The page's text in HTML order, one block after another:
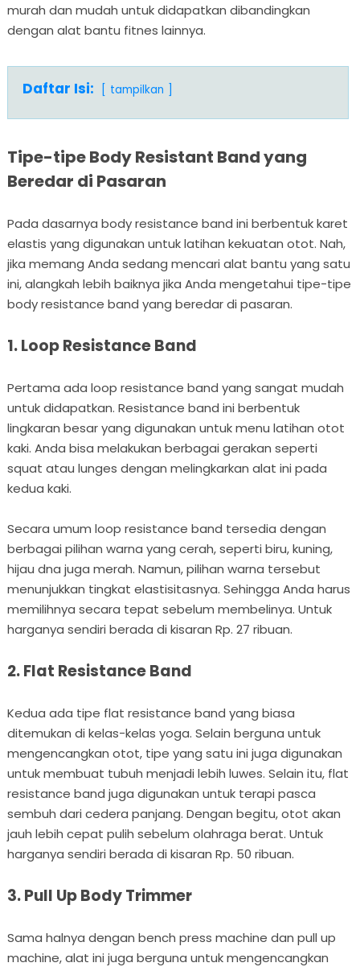
murah dan mudah untuk didapatkan dibandingkan
dengan alat bantu fitnes lainnya.
Daftar Isi: tampilkan
Tipe-tipe Body Resistant Band yang
Beredar di Pasaran
Pada dasarnya body resistance band ini berbentuk karet
elastis yang digunakan untuk latihan kekuatan otot. Nah,
jika memang Anda sedang mencari alat bantu yang satu
ini, alangkah lebih baiknya jika Anda mengetahui tipe-tipe
body resistance band yang beredar di pasaran.
1. Loop Resistance Band
Pertama ada loop resistance band yang sangat mudah
untuk didapatkan. Resistance band ini berbentuk
lingkaran besar yang digunakan untuk menu latihan otot
kaki. Anda bisa melakukan berbagai gerakan seperti
squat atau lunges dengan melingkarkan alat ini pada
kedua kaki.
Secara umum loop resistance band tersedia dengan
berbagai pilihan warna yang cerah, seperti biru, kuning,
hijau dna juga merah. Namun, pilihan warna tersebut
menunjukkan tingkat elastisitasnya. Sehingga Anda harus
memilihnya secara tepat sebelum membelinya. Untuk
harganya sendiri berada di kisaran Rp. 27 ribuan.
2. Flat Resistance Band
Kedua ada tipe flat resistance band yang biasa
ditemukan di kelas-kelas yoga. Selain berguna untuk
mengencangkan otot, tipe yang satu ini juga digunakan
untuk membuat tubuh menjadi lebih luwes. Selain itu, flat
resistance band juga digunakan untuk terapi pasca
sembuh dari cedera panjang. Dengan begitu, otot akan
jauh lebih cepat pulih sebelum olahraga berat. Untuk
harganya sendiri berada di kisaran Rp. 50 ribuan.
3. Pull Up Body Trimmer
Sama halnya dengan bench press machine dan pull up
machine, alat ini juga berguna untuk mengencangkan